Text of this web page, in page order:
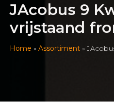
JAcobus 9
vrijstaand
Home » Assortiment »